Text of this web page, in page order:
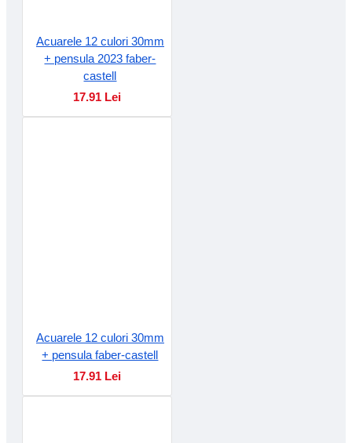
Acuarele 12 culori 30mm
+ pensula 2023 faber-
castell
17.91 Lei
Acuarele 12 culori 30mm
+ pensula faber-castell
17.91 Lei